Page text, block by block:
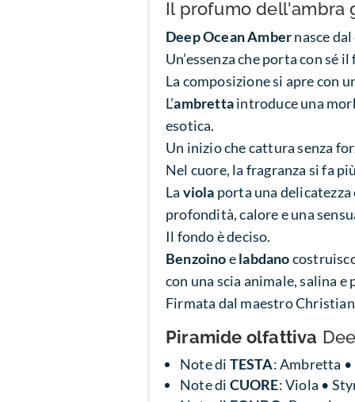
Il profumo dell'ambra
Deep Ocean Ambernasce
Un’essenza che porta con
La composizione si apre con
L’ambrettaintroduce una
esotica.
Un inizio che cattura senza
Nel cuore, la fragranza si fa
La viola porta una
profondità, calore e una
Il fondo è deciso.
Benzoinoelabdano
con una scia animale, salina
Firmata dal maestro
Piramide olfattiva
Note di TESTA: Ambretta •
Note di CUORE: Viola •